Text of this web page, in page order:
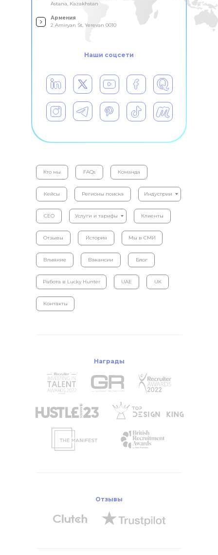
Наши соцсети
Astana, Kazakhstan
Армения
2 Amiryan St, Yerevan 0010
Кто мы
История
FAQs
Мы в СМИ
Команда
Влияние
Кейсы
Вакансии
Регионы поиска
Блог
Индустрии
UK
CEO
UAE
Услуги и тарифы
Контакты
Клиенты
Отзывы
Работа в Lucky Hunter
Награды
Отзывы